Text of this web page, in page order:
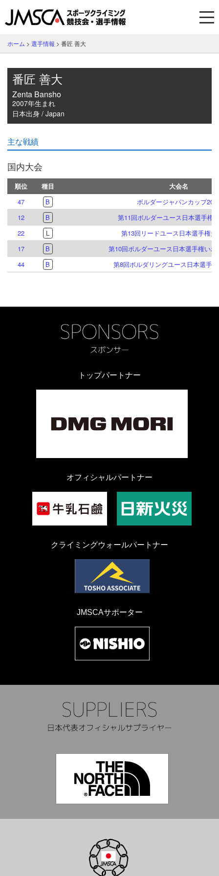
ホーム > 選手情報 > 番匠 善大
番匠 善大
Zenta Bansho
2007年生まれ
日本出身 / Japan
主な戦績
国内大会
順位 種目
大会名
47
B
ボルダージャパンカップ
12
B
第11回ボルダーユース日本選手権
22
L
第13回リードユース日本選手権多
17
B
第10回ボルダーユース日本選手権い
44
B 第8回ボルダリングユース日本選手
トップパートナー
オフィシャルパートナー
クライミングウォールパートナー
JMSCAサポーター